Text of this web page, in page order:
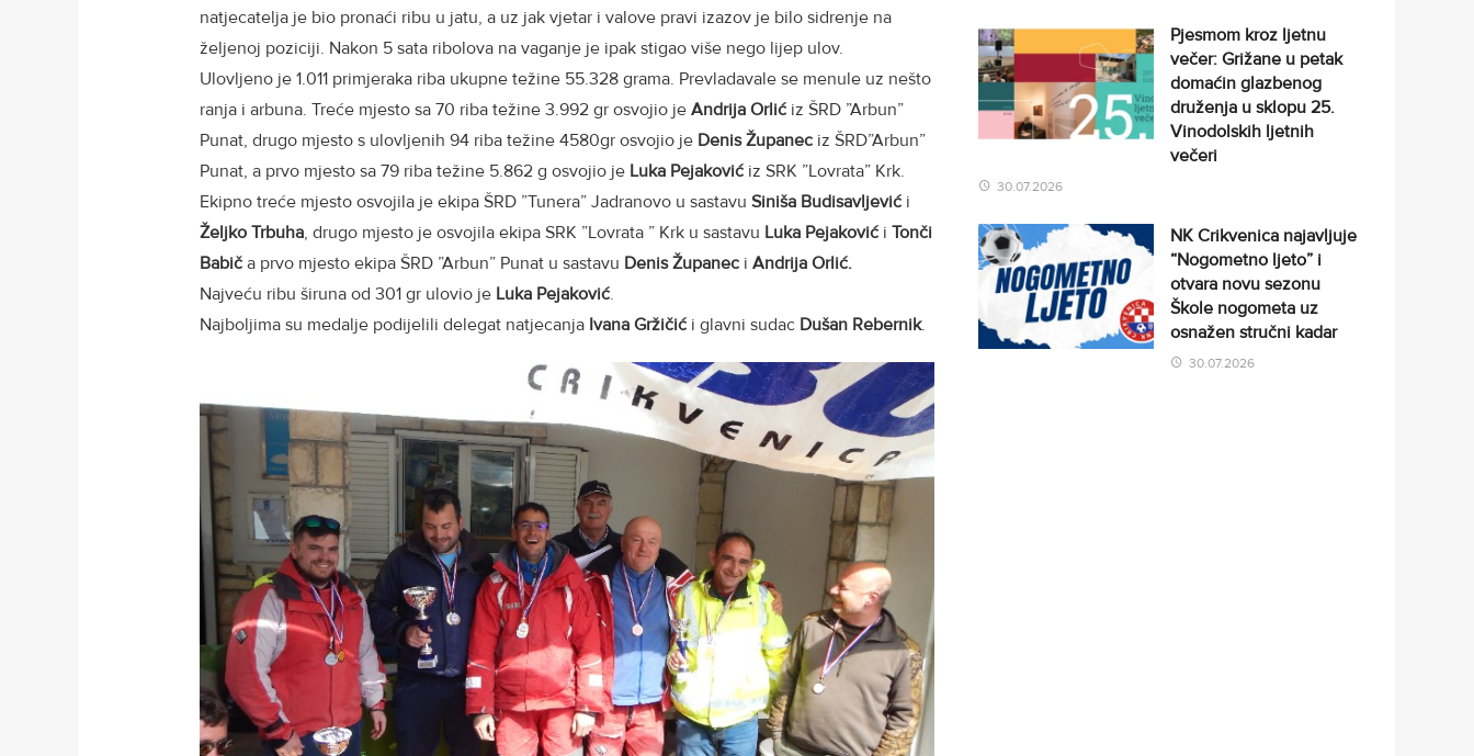
natjecatelja je bio pronaći ribu u jatu, a uz jak vjetar i valove pravi izazov je bilo sidrenje na
željenoj poziciji. Nakon 5 sata ribolova na vaganje je ipak stigao više nego lijep ulov.
Ulovljeno je 1.011 primjeraka riba ukupne težine 55.328 grama. Prevladavale se menule uz nešto
ranja i arbuna. Treće mjesto sa 70 riba težine 3.992 gr osvojio je Andrija Orlićiz ŠRD ”Arbun”
Punat, drugo mjesto s ulovljenih 94 riba težine 4580gr osvojio je Denis Županec iz ŠRD”Arbun”
Punat, a prvo mjesto sa 79 riba težine 5.862 g osvojio je Luka Pejakovićiz SRK ”Lovrata” Krk.
Ekipno treće mjesto osvojila je ekipa ŠRD ”Tunera” Jadranovo u sastavu Siniša Budisavljevići
Željko Trbuha, drugo mjesto je osvojila ekipa SRK ”Lovrata ” Krk u sastavu Luka Pejakovići Tonči
Babič a prvo mjesto ekipa ŠRD ”Arbun” Punat u sastavu Denis Županec i Andrija Orlić.
Najveću ribu širuna od 301 gr ulovio je Luka Pejaković.
Najboljima su medalje podijelili delegat natjecanja Ivana Gržičići glavni sudac Dušan Rebernik.
Pjesmom kroz ljetnu
večer: Grižane u petak
domaćin glazbenog
druženja u sklopu 25.
Vinodolskih ljetnih
večeri
30.07.2026
NK Crikvenica najavljuje
“Nogometno ljeto” i
otvara novu sezonu
Škole nogometa uz
osnažen stručni kadar
30.07.2026